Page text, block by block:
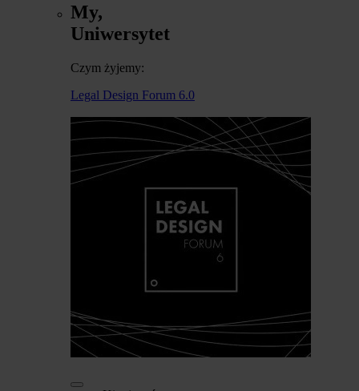
My,
Uniwersytet
Czym żyjemy:
Legal Design Forum 6.0